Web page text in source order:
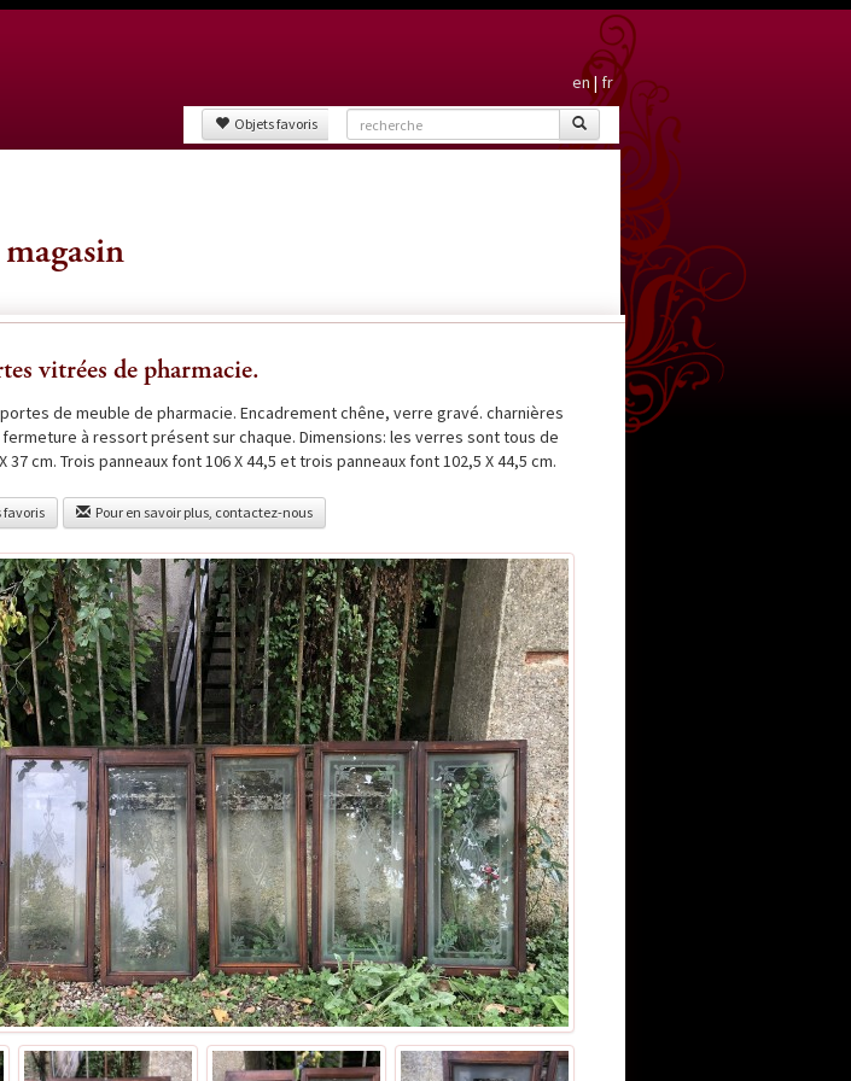
en|fr
Objets favoris
vitrées de pharmacie.
de meuble de pharmacie. Encadrement chêne, verre gravé. charnières
à ressort présent sur chaque. Dimensions: les verres sont tous de
37 cm. Trois panneaux font 106 X 44,5 et trois panneaux font 102,5 X 44,5 cm.
Pour en savoir plus, contactez-nous